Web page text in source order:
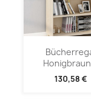
130,58 €